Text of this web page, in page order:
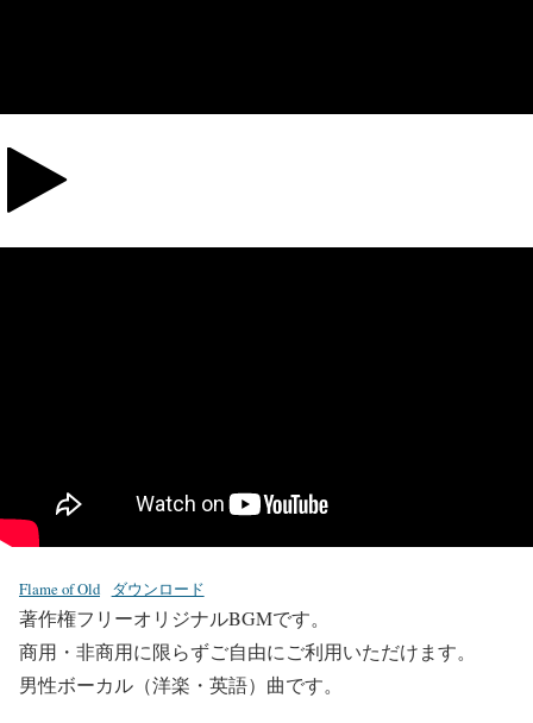
Flame of Old ダウンロード
著作権フリーオリジナルBGMです。
商用・非商用に限らずご自由にご利用いただけます。
男性ボーカル（洋楽・英語）曲です。